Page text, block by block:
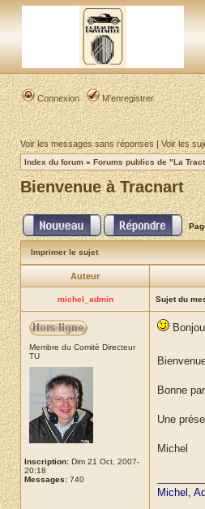
Connexion M’enregistrer
Voir les messages sans réponses|Voir les
Index du forum » Forums publics de "La
Bienvenue à Tracnart
Imprimer le sujet
Auteur
michel_admin Sujet du
Membre du Comité Directeur
TU
Inscription: Dim 21 Oct, 2007-
20:18
Messages: 740
Bonne
Une
Michel
Michel,